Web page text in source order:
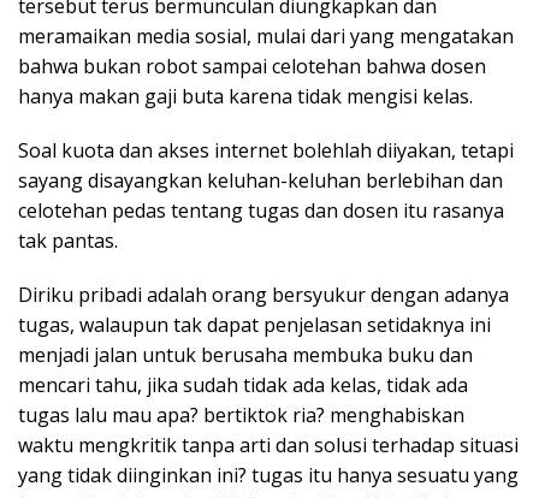
tersebut terus bermunculan diungkapkan dan
meramaikan media sosial, mulai dari yang mengatakan
bahwa bukan robot sampai celotehan bahwa dosen
hanya makan gaji buta karena tidak mengisi kelas.
Soal kuota dan akses internet bolehlah diiyakan, tetapi
sayang disayangkan keluhan-keluhan berlebihan dan
celotehan pedas tentang tugas dan dosen itu rasanya
tak pantas.
Diriku pribadi adalah orang bersyukur dengan adanya
tugas, walaupun tak dapat penjelasan setidaknya ini
menjadi jalan untuk berusaha membuka buku dan
mencari tahu, jika sudah tidak ada kelas, tidak ada
tugas lalu mau apa? bertiktok ria? menghabiskan
waktu mengkritik tanpa arti dan solusi terhadap situasi
yang tidak diinginkan ini? tugas itu hanya sesuatu yang